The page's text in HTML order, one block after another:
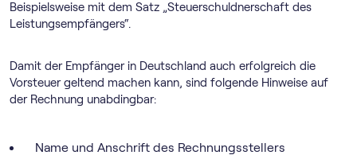
Beispielsweise mit dem Satz „Steuerschuldnerschaft des
Leistungsempfängers“.
Damit der Empfänger in Deutschland auch erfolgreich die
Vorsteuer geltend machen kann, sind folgende Hinweise auf
der Rechnung unabdingbar:
Name und Anschrift des Rechnungsstellers